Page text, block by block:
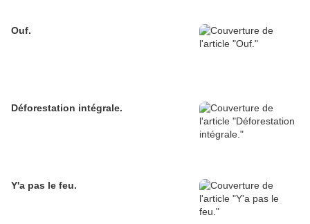
Ouf.
Déforestation intégrale.
Y'a pas le feu.